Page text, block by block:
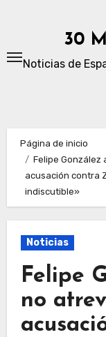
30
Noticias de
Página de inicio
Felipe González
acusación contra
indiscutible»
Noticias
Felipe
no